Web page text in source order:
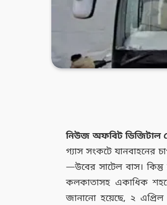
নিউজ অফবিট ডিজিটাল
গ্যাস সংকটে যানবাহনের
—উবের সাটেল বাস।
কলকাতাসহ একাধিক
জানানো হয়েছে, ২